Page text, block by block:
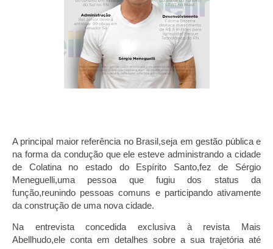
A principal maior referência no Brasil,seja em gestão pública e
na forma da condução que ele esteve administrando a cidade
de Colatina no estado do Espírito Santo,fez de Sérgio
Meneguelli,uma pessoa que fugiu dos status da
função,reunindo pessoas comuns e participando ativamente
da construção de uma nova cidade.
Na entrevista concedida exclusiva à revista Mais
Abellhudo,ele conta em detalhes sobre a sua trajetória até